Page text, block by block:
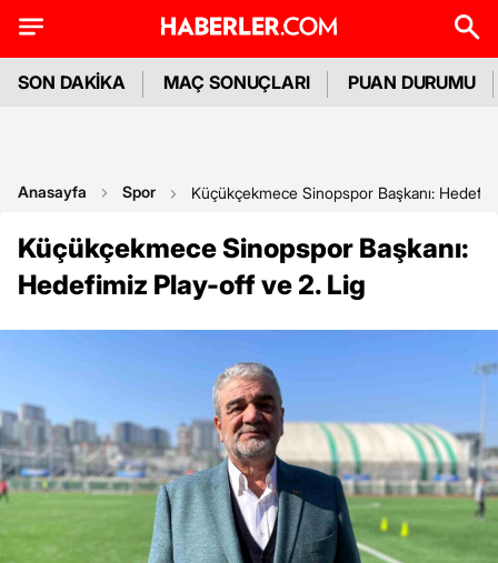
SON DAKİKA MAÇ SONUÇLARI PUAN DURUMU
Anasayfa Spor Küçükçekmece Sinopspor Başkanı:
Küçükçekmece Sinopspor Başkanı:
Hedefimiz Play-off ve 2. Lig